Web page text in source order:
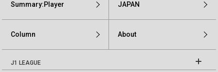
Summary:Player JAPAN
Column About
J1 LEAGUE